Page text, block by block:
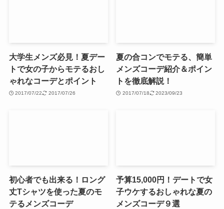
大学生メンズ必見！夏デー
トで女の子からモテるおし
ゃれなコーデとポイント
2017/07/22 2017/07/26
夏の合コンでモテる、簡単
メンズコーデ紹介＆ポイン
トを徹底解説！
2017/07/18 2023/09/23
初心者でも出来る！ロング
丈Tシャツを使った夏のモ
テるメンズコーデ
予算15,000円！デートで女
子ウケするおしゃれな夏の
メンズコーデ９選